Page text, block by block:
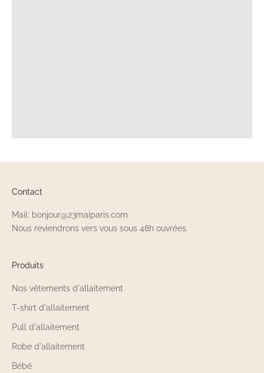
Contact
Mail: bonjour@23maiparis.com
Nous reviendrons vers vous sous 48h ouvrées.
Produits
Nos vêtements d'allaitement
T-shirt d'allaitement
Pull d'allaitement
Robe d'allaitement
Bébé